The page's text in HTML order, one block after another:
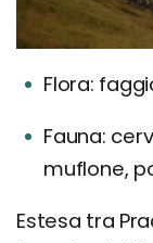
Flora:
Fauna:
muflone,
Estesa tra